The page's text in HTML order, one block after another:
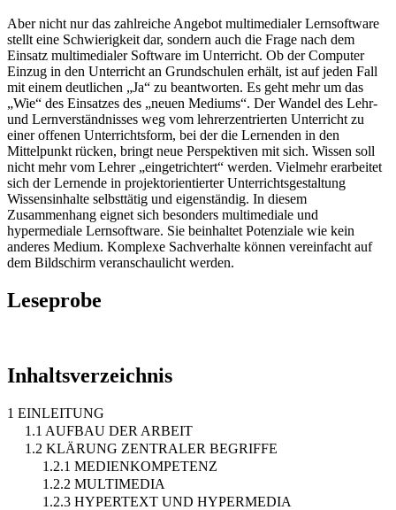
Aber nicht nur das zahlreiche Angebot multimedialer Lernsoftware
stellt eine Schwierigkeit dar, sondern auch die Frage nach dem
Einsatz multimedialer Software im Unterricht. Ob der Computer
Einzug in den Unterricht an Grundschulen erhält, ist auf jeden Fall
mit einem deutlichen „Ja“ zu beantworten. Es geht mehr um das
„Wie“ des Einsatzes des „neuen Mediums“. Der Wandel des Lehr-
und Lernverständnisses weg vom lehrerzentrierten Unterricht zu
einer offenen Unterrichtsform, bei der die Lernenden in den
Mittelpunkt rücken, bringt neue Perspektiven mit sich. Wissen soll
nicht mehr vom Lehrer „eingetrichtert“ werden. Vielmehr erarbeitet
sich der Lernende in projektorientierter Unterrichtsgestaltung
Wissensinhalte selbsttätig und eigenständig. In diesem
Zusammenhang eignet sich besonders multimediale und
hypermediale Lernsoftware. Sie beinhaltet Potenziale wie kein
anderes Medium. Komplexe Sachverhalte können vereinfacht auf
dem Bildschirm veranschaulicht werden.
Leseprobe
Inhaltsverzeichnis
1 EINLEITUNG
1.1 AUFBAU DER ARBEIT
1.2 KLÄRUNG ZENTRALER BEGRIFFE
1.2.1 MEDIENKOMPETENZ
1.2.2 MULTIMEDIA
1.2.3 HYPERTEXT UND HYPERMEDIA